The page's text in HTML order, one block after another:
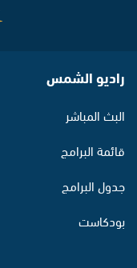
راديو الشمس
البث المباشر
قائمة البرامج
جدول البرامج
بودكاست